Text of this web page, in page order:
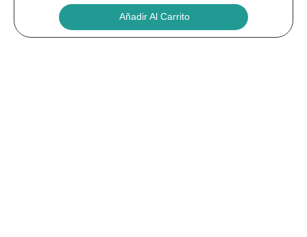
Añadir Al Carrito